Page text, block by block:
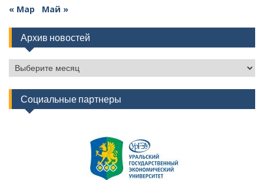
« Мар Май »
Архив новостей
Архив
новостей
Социальные партнеры